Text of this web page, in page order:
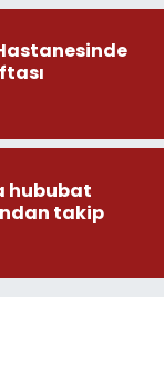
hububat
takip